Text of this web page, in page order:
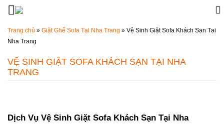
Đến nội dung chính
Trang chủ » Giặt Ghế Sofa Tại Nha Trang » Vệ Sinh Giặt Sofa Khách Sạn Tại
Nha Trang
VỆ SINH GIẶT SOFA KHÁCH SẠN TẠI NHA
TRANG
Dịch Vụ Vệ Sinh Giặt Sofa Khách Sạn Tại Nha